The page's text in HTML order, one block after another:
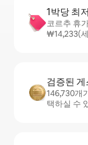
1박당 최
코르추 휴
₩14,233(
검증된
146,730개
택하실 수